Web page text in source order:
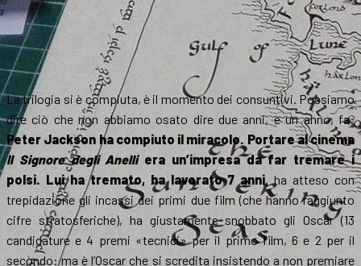
La trilogia si è compiuta, è il momento dei consuntivi. Possiamo
dire ciò che non abbiamo osato dire due anni, e un anno, fa:
Peter Jackson ha compiuto il miracolo. Portare al cinema
Il Signore degli Anelliera un’impresa da far tremare i
polsi. Lui ha tremato, ha lavorato 7 anni, ha atteso con
trepidazione gli incassi dei primi due film (che hanno raggiunto
cifre stratosferiche), ha giustamente snobbato gli Oscar (13
candidature e 4 premi «tecnici» per il primo film, 6 e 2 per il
secondo: ma è l’Oscar che si scredita insistendo a non premiare